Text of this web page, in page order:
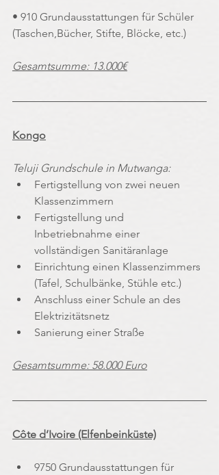
• 910 Grundausstattungen für Schüler
(Taschen,Bücher, Stifte, Blöcke, etc.)
Gesamtsumme: 13.000€
Kongo
Teluji Grundschule in Mutwanga:
Fertigstellung von zwei neuen
Klassenzimmern
Fertigstellung und
Inbetriebnahme einer
vollständigen Sanitäranlage
Einrichtung einen Klassenzimmers
(Tafel, Schulbänke, Stühle etc.)
Anschluss einer Schule an des
Elektrizitätsnetz
Sanierung einer Straße
Gesamtsumme: 58.000 Euro
Côte d’Ivoire (Elfenbeinküste)
9750 Grundausstattungen für